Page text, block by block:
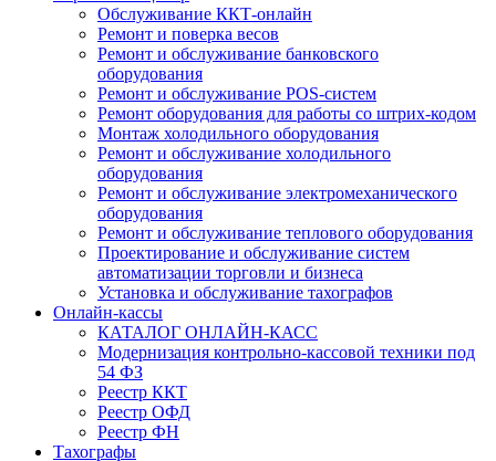
Обслуживание ККТ-онлайн
Ремонт и поверка весов
Ремонт и обслуживание банковского
оборудования
Ремонт и обслуживание POS-систем
Ремонт оборудования для работы со штрих-кодом
Монтаж холодильного оборудования
Ремонт и обслуживание холодильного
оборудования
Ремонт и обслуживание электромеханического
оборудования
Ремонт и обслуживание теплового оборудования
Проектирование и обслуживание систем
автоматизации торговли и бизнеса
Установка и обслуживание тахографов
Онлайн-кассы
КАТАЛОГ ОНЛАЙН-КАСС
Модернизация контрольно-кассовой техники под
54 ФЗ
Реестр ККТ
Реестр ОФД
Реестр ФН
Тахографы